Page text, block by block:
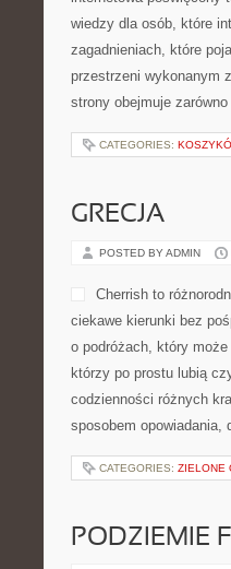
wiedzy dla osób, które
zagadnieniach, które
przestrzeni wykonanym
strony obejmuje
CATEGORIES:
GRECJA
POSTED BY ADMIN
Cherrish to
ciekawe kierunki bez
o podróżach, który
którzy po prostu lubią
codzienności różnych
sposobem
CATEGORIES: ZIELONE
PODZIEMIE